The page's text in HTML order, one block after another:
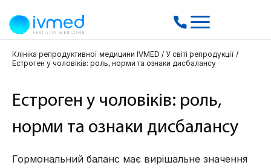
Клініка репродуктивної медицини IVMED / У світі репродукції /
Естроген у чоловіків: роль, норми та ознаки дисбалансу
Естроген у чоловіків: роль,
норми та ознаки дисбалансу
Гормональний баланс має вирішальне значення